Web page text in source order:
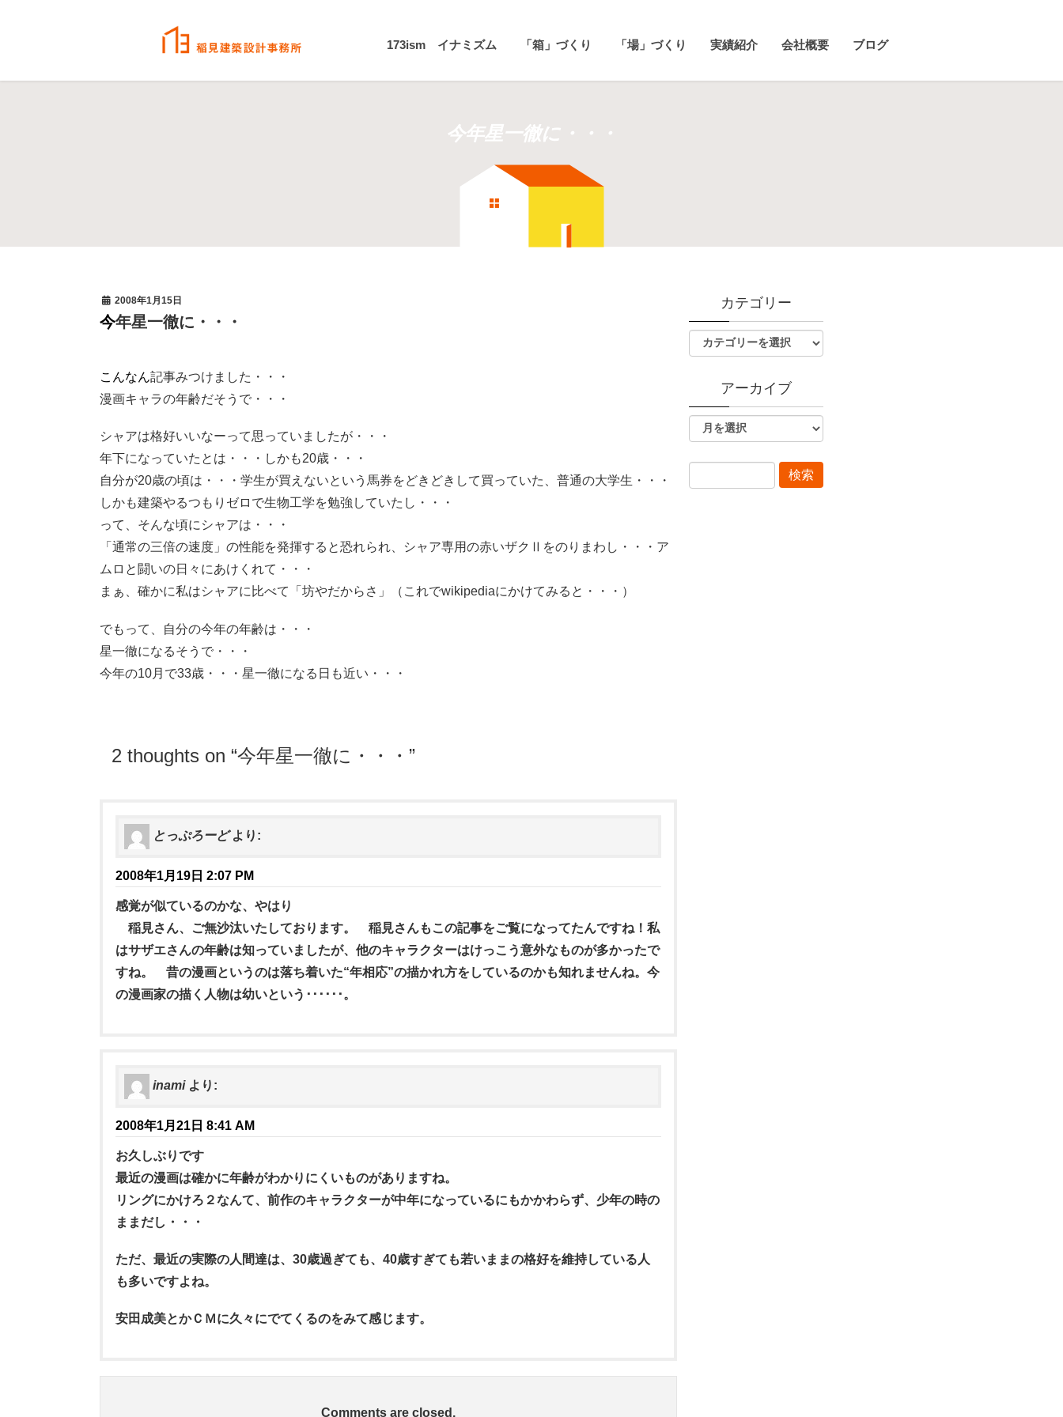
173ism イナミズム 「箱」づくり 「場」づくり 実績紹介 会社概要 ブログ
今年星一徹に・・・
2008年1月15日
今年星一徹に・・・
こんなん記事みつけました・・・
漫画キャラの年齢だそうで・・・
シャアは格好いいなーって思っていましたが・・・
年下になっていたとは・・・しかも20歳・・・
自分が20歳の頃は・・・学生が買えないという馬券をどきどきして買っていた、普通の大学生・・・
しかも建築やるつもりゼロで生物工学を勉強していたし・・・
って、そんな頃にシャアは・・・
「通常の三倍の速度」の性能を発揮すると恐れられ、シャア専用の赤いザクⅡをのりまわし・・・ア
ムロと闘いの日々にあけくれて・・・
まぁ、確かに私はシャアに比べて「坊やだからさ」（これでwikipediaにかけてみると・・・）
でもって、自分の今年の年齢は・・・
星一徹になるそうで・・・
今年の10月で33歳・・・星一徹になる日も近い・・・
2 thoughts on “今年星一徹に・・・ ”
とっぷろーど より:
2008年1月19日 2:07 PM
感覚が似ているのかな、やはり
稲見さん、ご無沙汰いたしております。 稲見さんもこの記事をご覧になってたんですね！私
はサザエさんの年齢は知っていましたが、他のキャラクターはけっこう意外なものが多かったで
すね。 昔の漫画というのは落ち着いた“年相応”の描かれ方をしているのかも知れませんね。今
の漫画家の描く人物は幼いという･･････。
inami より:
2008年1月21日 8:41 AM
お久しぶりです
最近の漫画は確かに年齢がわかりにくいものがありますね。
リングにかけろ２なんて、前作のキャラクターが中年になっているにもかかわらず、少年の時の
ままだし・・・
ただ、最近の実際の人間達は、30歳過ぎても、40歳すぎても若いままの格好を維持している人
も多いですよね。
安田成美とかＣＭに久々にでてくるのをみて感じます。
Comments are closed.
カテゴリー
アーカイブ